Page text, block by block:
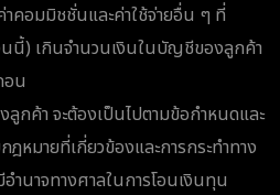
คอมมิชชั่นและค่าใช้จ่ายอื่น ๆ ที่
นนี้) เกินจำนวนเงินในบัญชีของลูกค้า
อน
ลูกค้า จะต้องเป็นไปตามข้อกำหนดและ
หมายที่เกี่ยวข้องและการกระทำทาง
นาจทางศาลในการโอนเงินทุน